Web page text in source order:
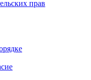
прав